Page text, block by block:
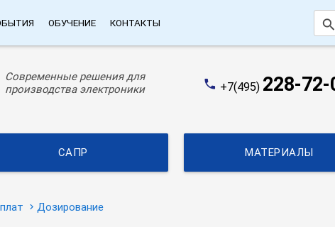
ОБУЧЕНИЕ КОНТАКТЫ
Современные решения для
производства электроники
phone +7(495) 228-72-
САПР МАТЕРИАЛЫ
Дозирование